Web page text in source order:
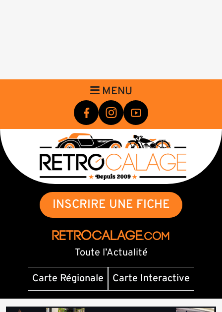
MENU
INSCRIRE UNE FICHE
RETROCALAGE.com
Toute l’Actualité
Carte Régionale
Carte Interactive